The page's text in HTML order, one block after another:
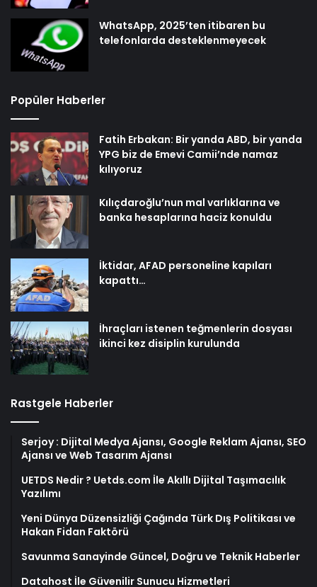
WhatsApp, 2025’ten itibaren bu
telefonlarda desteklenmeyecek
Popüler Haberler
Fatih Erbakan: Bir yanda ABD, bir yanda
YPG biz de Emevi Camii’nde namaz
kılıyoruz
Kılıçdaroğlu’nun mal varlıklarına ve
banka hesaplarına haciz konuldu
İktidar, AFAD personeline kapıları
kapattı…
İhraçları istenen teğmenlerin dosyası
ikinci kez disiplin kurulunda
Rastgele Haberler
Serjoy : Dijital Medya Ajansı, Google Reklam Ajansı, SEO
Ajansı ve Web Tasarım Ajansı
UETDS Nedir ? Uetds.com İle Akıllı Dijital Taşımacılık
Yazılımı
Yeni Dünya Düzensizliği Çağında Türk Dış Politikası ve
Hakan Fidan Faktörü
Savunma Sanayinde Güncel, Doğru ve Teknik Haberler
Datahost İle Güvenilir Sunucu Hizmetleri